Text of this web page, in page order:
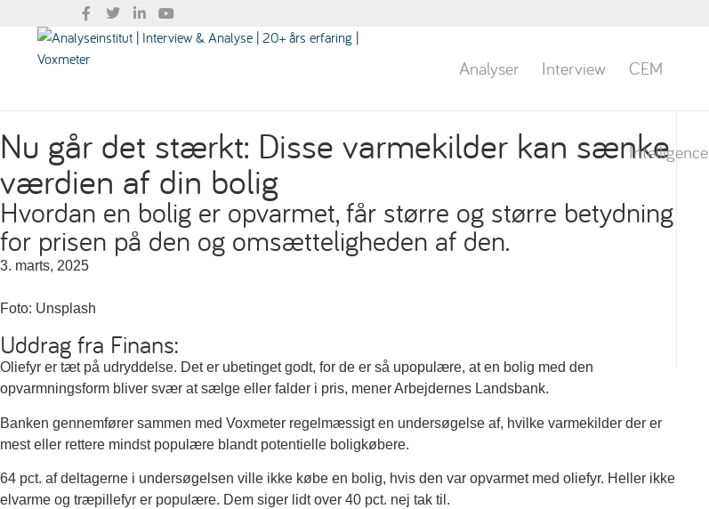
Analyser Interview CEM
Intelligence
Nu går det stærkt: Disse varmekilder kan sænke
værdien af din bolig
Hvordan en bolig er opvarmet, får større og større betydning
for prisen på den og omsætteligheden af den.
3. marts, 2025
Foto: Unsplash
Uddrag fra Finans:
Oliefyr er tæt på udryddelse. Det er ubetinget godt, for de er så upopulære, at en bolig med den
opvarmningsform bliver svær at sælge eller falder i pris, mener Arbejdernes Landsbank.
Banken gennemfører sammen med Voxmeter regelmæssigt en undersøgelse af, hvilke varmekilder der er
mest eller rettere mindst populære blandt potentielle boligkøbere.
64 pct. af deltagerne i undersøgelsen ville ikke købe en bolig, hvis den var opvarmet med oliefyr. Heller ikke
elvarme og træpillefyr er populære. Dem siger lidt over 40 pct. nej tak til.